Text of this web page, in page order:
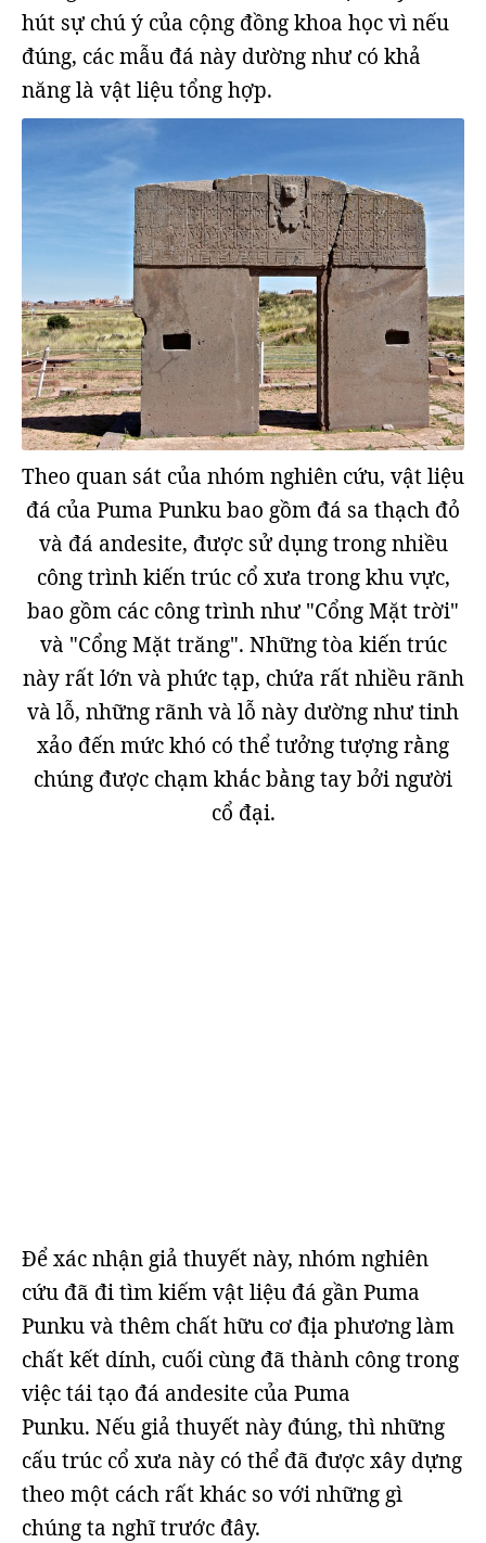
hút sự chú ý của cộng đồng khoa học vì nếu
đúng, các mẫu đá này dường như có khả
năng là vật liệu tổng hợp.
Theo quan sát của nhóm nghiên cứu, vật liệu
đá của Puma Punku bao gồm đá sa thạch đỏ
và đá andesite, được sử dụng trong nhiều
công trình kiến trúc cổ xưa trong khu vực,
bao gồm các công trình như "Cổng Mặt trời"
và "Cổng Mặt trăng". Những tòa kiến trúc
này rất lớn và phức tạp, chứa rất nhiều rãnh
và lỗ, những rãnh và lỗ này dường như tinh
xảo đến mức khó có thể tưởng tượng rằng
chúng được chạm khắc bằng tay bởi người
cổ đại.
Để xác nhận giả thuyết này, nhóm nghiên
cứu đã đi tìm kiếm vật liệu đá gần Puma
Punku và thêm chất hữu cơ địa phương làm
chất kết dính, cuối cùng đã thành công trong
việc tái tạo đá andesite của Puma
Punku. Nếu giả thuyết này đúng, thì những
cấu trúc cổ xưa này có thể đã được xây dựng
theo một cách rất khác so với những gì
chúng ta nghĩ trước đây.